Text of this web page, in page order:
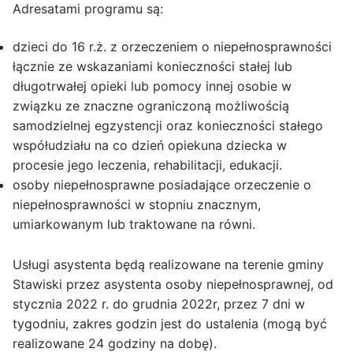
Adresatami programu są:
dzieci do 16 r.ż. z orzeczeniem o niepełnosprawności
łącznie ze wskazaniami konieczności stałej lub
długotrwałej opieki lub pomocy innej osobie w
związku ze znaczne ograniczoną możliwością
samodzielnej egzystencji oraz konieczności stałego
współudziału na co dzień opiekuna dziecka w
procesie jego leczenia, rehabilitacji, edukacji.
osoby niepełnosprawne posiadające orzeczenie o
niepełnosprawności w stopniu znacznym,
umiarkowanym lub traktowane na równi.
Usługi asystenta będą realizowane na terenie gminy
Stawiski przez asystenta osoby niepełnosprawnej, od
stycznia 2022 r. do grudnia 2022r, przez 7 dni w
tygodniu, zakres godzin jest do ustalenia (mogą być
realizowane 24 godziny na dobę).